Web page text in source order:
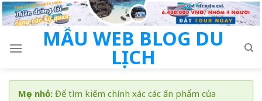
Skip
to
MẪU WEB BLOG DU
LỊCH
Mẹo nhỏ: Để tìm kiếm chính xác các ấn phẩm của